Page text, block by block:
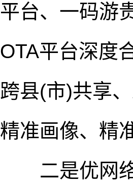
平台、一码游
OTA平台深度
跨县(市)共享
精准画像、精
二是优网络